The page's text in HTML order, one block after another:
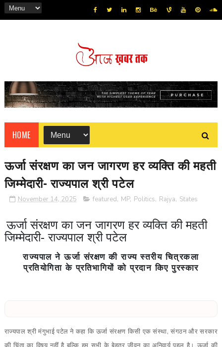
HOME
ऊर्जा संरक्षण का जन जागरण हर व्यक्ति की महती
जिम्मेदारी- राज्यपाल श्री पटेल
November 14, 2025 featured, MP, Politics, Rajya, States
ऊर्जा संरक्षण का जन जागरण हर व्यक्ति की महती
जिम्मेदारी- राज्यपाल श्री पटेल
राज्यपाल ने ऊर्जा संरक्षण की राज्य स्तरीय चित्रकला
प्रतियोगिता के प्रतिभागियों को प्रदान किए पुरस्कार
राज्यपाल श्री मंगुभाई पटेल ने कहा कि ऊर्जा संरक्षण किसी एक संस्था, संगठन और सरकार